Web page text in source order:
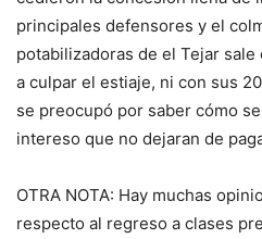
principales defensores y el
potabilizadoras de el Tejar
a culpar el estiaje, ni con sus
se preocupó por saber cómo
intereso que no dejaran de
OTRA NOTA: Hay muchas
respecto al regreso a clases